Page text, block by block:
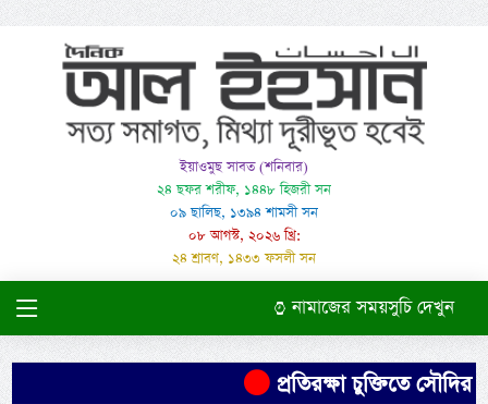
ইয়াওমুছ সাবত (শনিবার)
২৪ ছফর শরীফ, ১৪৪৮ হিজরী সন
০৯ ছালিছ, ১৩৯৪ শামসী সন
০৮ আগস্ট, ২০২৬ খ্রি:
২৪ শ্রাবণ, ১৪৩৩ ফসলী সন
নামাজের সময়সুচি দেখুন
প্রতিরক্ষা চুক্তিতে সৌদির